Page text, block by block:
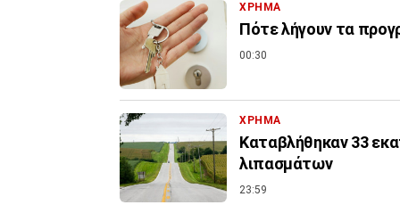
ΧΡΗΜΑ
Πότε λήγουν τα
00:30
ΧΡΗΜΑ
Καταβλήθηκαν 33
λιπασμάτων
23:59